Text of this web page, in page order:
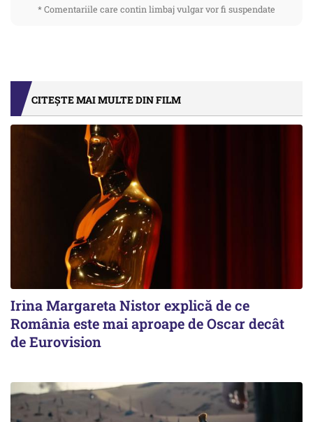
* Comentariile care contin limbaj vulgar vor fi suspendate
CITEȘTE MAI MULTE DIN FILM
Irina Margareta Nistor explică de ce
România este mai aproape de Oscar decât
de Eurovision